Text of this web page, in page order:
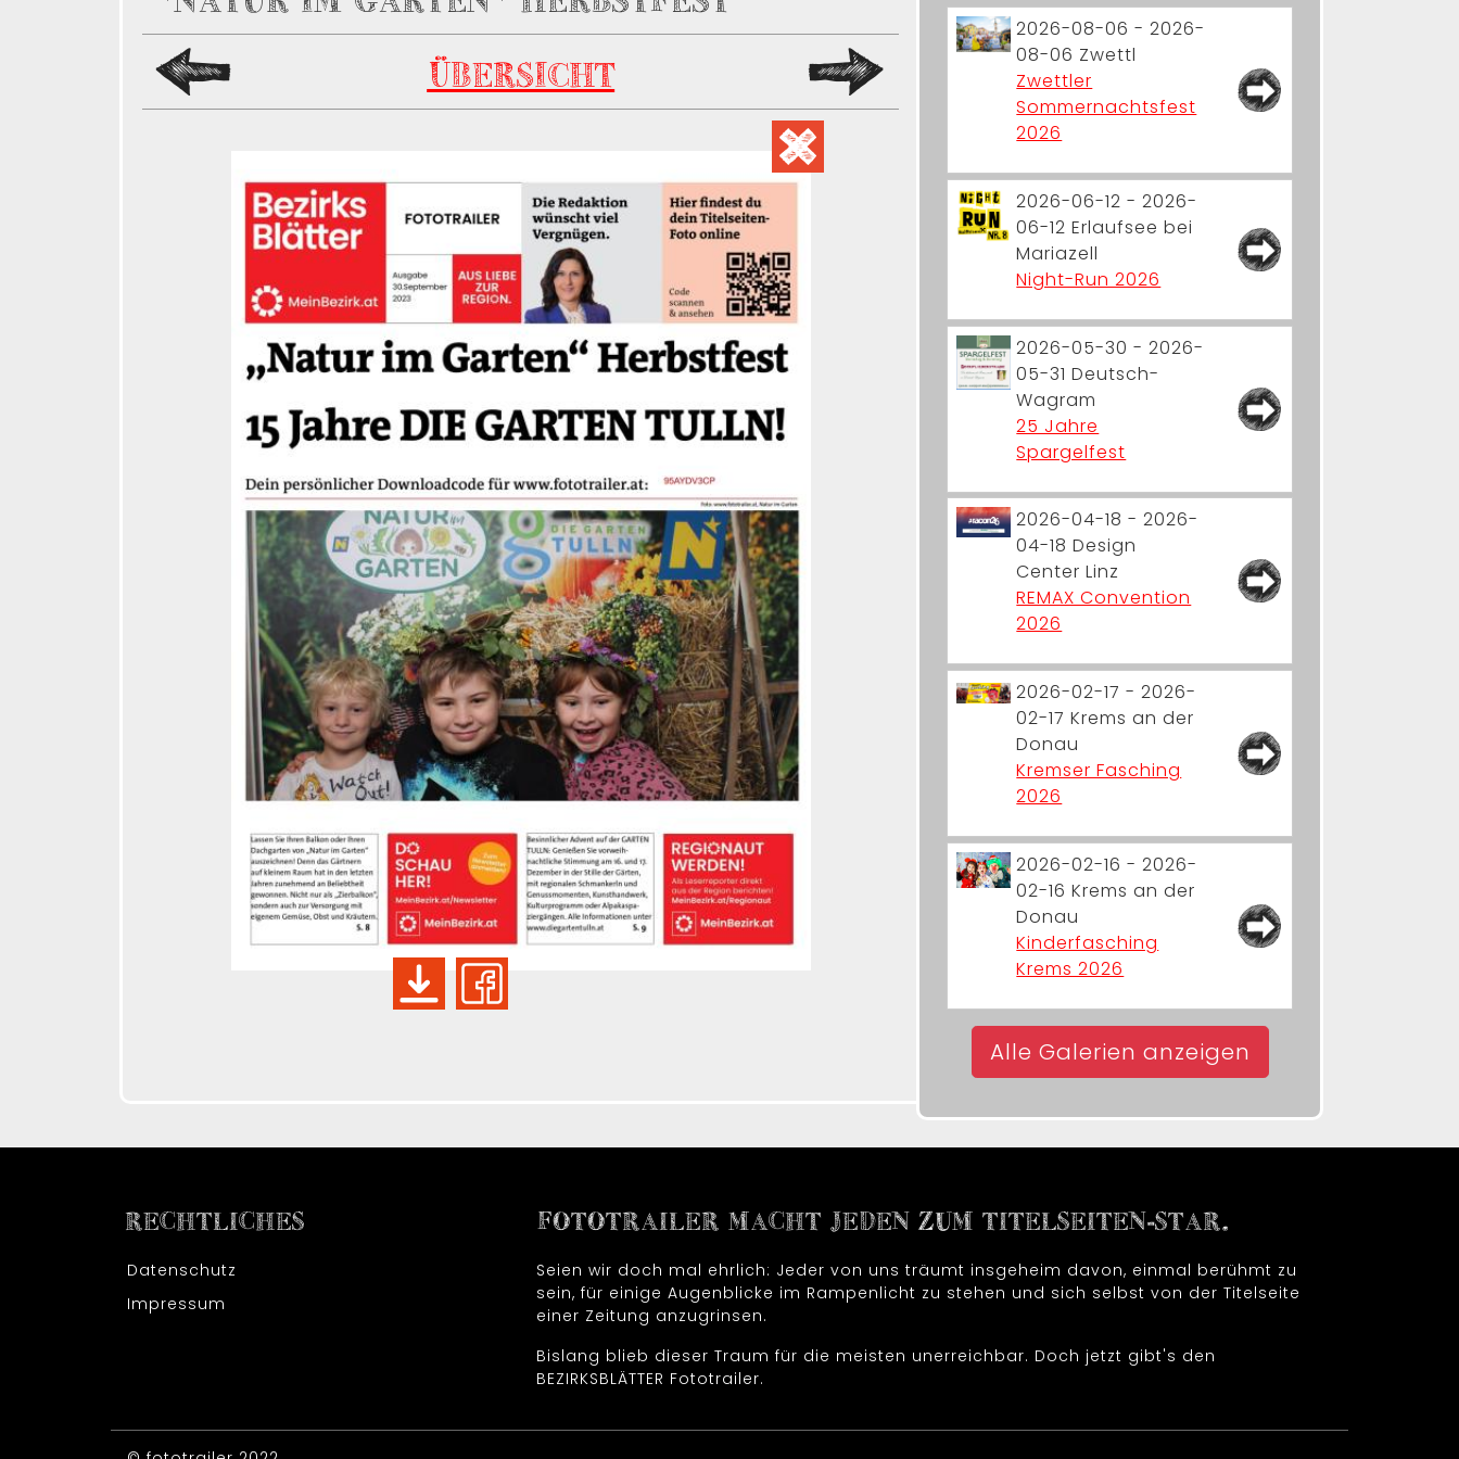
ÜBERSICHT
2026-08-06 - 2026-
08-06 Zwettl
Zwettler
Sommernachtsfest
2026
2026-06-12 - 2026-
06-12 Erlaufsee bei
Mariazell
Night-Run 2026
2026-05-30 - 2026-
05-31 Deutsch-
Wagram
25 Jahre
Spargelfest
2026-04-18 - 2026-
04-18 Design
Center Linz
REMAX Convention
2026
2026-02-17 - 2026-
02-17 Krems an der
Donau
Kremser Fasching
2026
2026-02-16 - 2026-
02-16 Krems an der
Donau
Kinderfasching
Krems 2026
Alle Galerien anzeigen
RECHTLICHES
Datenschutz
Impressum
FOTOTRAILER MACHT JEDEN ZUM TITELSEITEN-STAR.
Seien wir doch mal ehrlich: Jeder von uns träumt insgeheim davon, einmal berühmt zu
sein, für einige Augenblicke im Rampenlicht zu stehen und sich selbst von der Titelseite
einer Zeitung anzugrinsen.
Bislang blieb dieser Traum für die meisten unerreichbar. Doch jetzt gibt's den
BEZIRKSBLÄTTER Fototrailer.